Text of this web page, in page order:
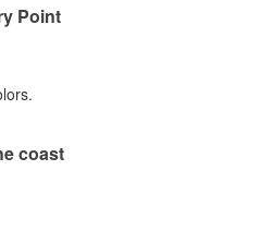
Point
coast